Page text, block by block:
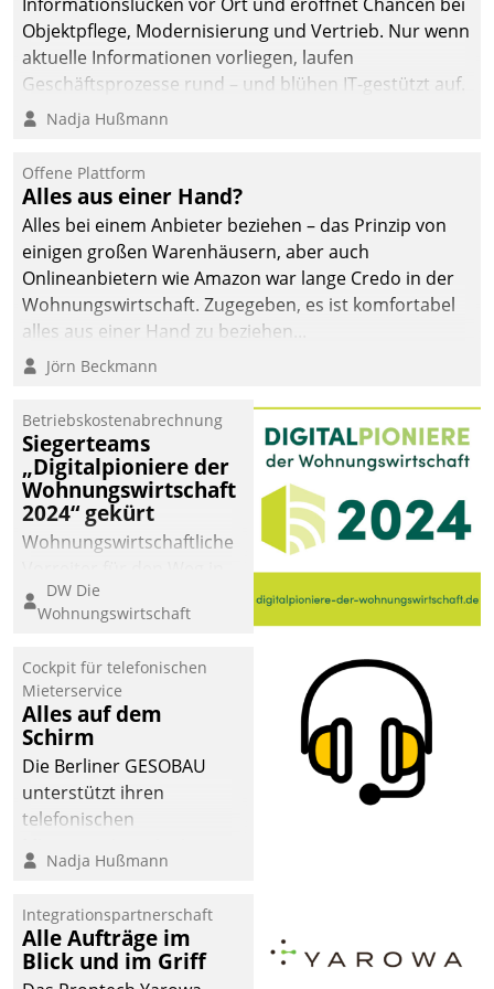
Objektpflege, Modernisierung und Vertrieb. Nur wenn
aktuelle Informationen vorliegen, laufen
Geschäftsprozesse rund – und blühen IT-gestützt auf.
Nadja Hußmann
Offene Plattform
Alles aus einer Hand?
Alles bei einem Anbieter beziehen – das Prinzip von
einigen großen Warenhäusern, aber auch
Onlineanbietern wie Amazon war lange Credo in der
Wohnungswirtschaft. Zugegeben, es ist komfortabel
alles aus einer Hand zu beziehen...
Jörn Beckmann
Betriebskostenabrechnung
Siegerteams
„Digitalpioniere der
Wohnungswirtschaft
2024“ gekürt
Wohnungswirtschaftliche
eine digitale Zukunft zu
finden, ist das Ziel des
der
Wohnungswirtschaft“.
Bewerben können sich
dafür ein Team
bestehend aus
Wohnungsunternehmen
und PropTech.
DW Die
Wohnungswirtschaft
Cockpit für telefonischen
Mieterservice
Alles auf dem
Schirm
Die Berliner GESOBAU
unterstützt ihren
telefonischen
digitalen Cockpit, das
passende Fragen und
Schlagworte auswirft.
Eine intuitive
Nadja Hußmann
Integrationspartnerschaft
Alle Aufträge im
Blick und im Griff